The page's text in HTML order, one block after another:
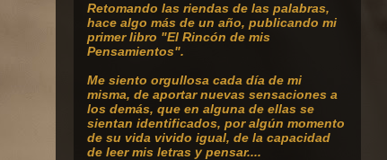
Retomando las riendas de las palabras,
hace algo más de un año, publicando mi
primer libro "El Rincón de mis
Pensamientos".
Me siento orgullosa cada día de mi
misma, de aportar nuevas sensaciones a
los demás, que en alguna de ellas se
sientan identificados, por algún momento
de su vida vivido igual, de la capacidad
de leer mis letras y pensar....